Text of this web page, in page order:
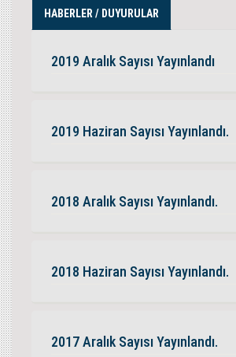
HABERLER / DUYURULAR
2019 Aralık Sayısı Yayınlandı
2019 Haziran Sayısı Yayınlandı.
2018 Aralık Sayısı Yayınlandı.
2018 Haziran Sayısı Yayınlandı.
2017 Aralık Sayısı Yayınlandı.